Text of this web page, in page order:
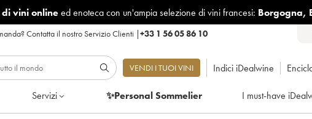
vini onlineed enoteca con un'ampia selezione di vini francesi: Borgogna,
Contatta il nostro Servizio Clienti |+33 1 56 05 86 10
VENDI I TUOI VINI Indici iDealwine
Servizi ✨Personal Sommelier I must-have